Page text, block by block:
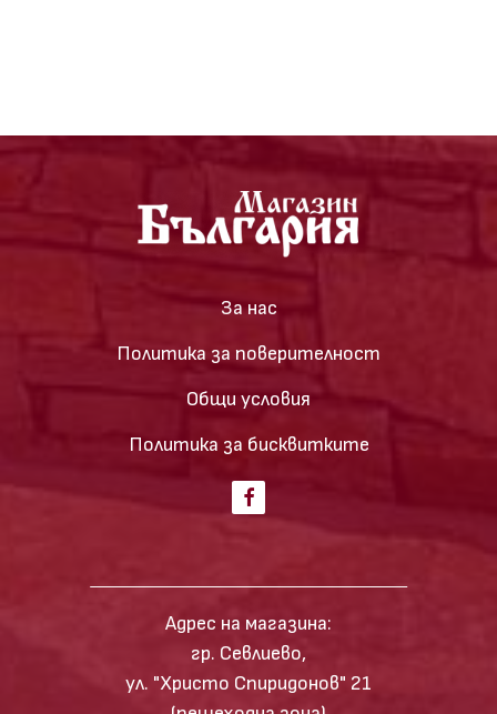
За нас
Политика за поверителност
Общи условия
Политика за бисквитките
Адрес на магазина:
гр. Севлиево,
ул. "Христо Спиридонов" 21